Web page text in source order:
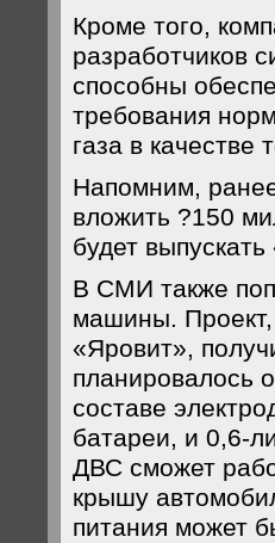
Кроме того,
разработчиков
способны
требования
газа в качестве
Напомним,
вложить ?150
будет
В СМИ также
машины. Проект,
«Яровит»,
планировалось
составе
батареи, и 0,6-
ДВС сможет
крышу
питания может